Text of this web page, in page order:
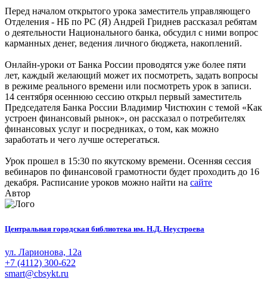
Перед началом открытого урока заместитель управляющего
Отделения - НБ по РС (Я) Андрей Гриднев рассказал ребятам
о деятельности Национального банка, обсудил с ними вопрос
карманных денег, ведения личного бюджета, накоплений.
Онлайн-уроки от Банка России проводятся уже более пяти
лет, каждый желающий может их посмотреть, задать вопросы
в режиме реального времени или посмотреть урок в записи.
14 сентября осеннюю сессию открыл первый заместитель
Председателя Банка России Владимир Чистюхин с темой «Как
устроен финансовый рынок», он рассказал о потребителях
финансовых услуг и посредниках, о том, как можно
заработать и чего лучше остерегаться.
Урок прошел в 15:30 по якутскому времени. Осенняя сессия
вебинаров по финансовой грамотности будет проходить до 16
декабря. Расписание уроков можно найти на сайте
Автор
Центральная городская библиотека им. Н.Д. Неустроева
ул. Ларионова, 12а
+7 (4112) 300-622
smart@cbsykt.ru